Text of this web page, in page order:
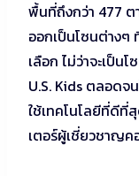
พื้นที่ถึงกว่า 477 ต
ออกเป็นโซนต่างๆ
เลือก ไม่ว่าจะเป็น
U.S. Kids ตลอด
ใช้เทคโนโลยีที่ดีที่
เตอร์ผู้เชี่ยวชาญค